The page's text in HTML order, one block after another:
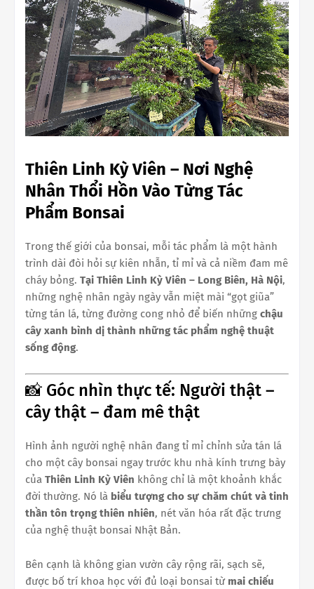
Thiên Linh Kỳ Viên – Nơi Nghệ
Nhân Thổi Hồn Vào Từng Tác
Phẩm Bonsai
Trong thế giới của bonsai, mỗi tác phẩm là một hành
trình dài đòi hỏi sự kiên nhẫn, tỉ mỉ và cả niềm đam mê
cháy bỏng. Tại Thiên Linh Kỳ Viên – Long Biên, Hà Nội,
những nghệ nhân ngày ngày vẫn miệt mài “gọt giũa”
từng tán lá, từng đường cong nhỏ để biến những chậu
cây xanh bình dị thành những tác phẩm nghệ thuật
sống động.
📸 Góc nhìn thực tế: Người thật –
cây thật – đam mê thật
Hình ảnh người nghệ nhân đang tỉ mỉ chỉnh sửa tán lá
cho một cây bonsai ngay trước khu nhà kính trưng bày
của Thiên Linh Kỳ Viên không chỉ là một khoảnh khắc
đời thường. Nó là biểu tượng cho sự chăm chút và tinh
thần tôn trọng thiên nhiên, nét văn hóa rất đặc trưng
của nghệ thuật bonsai Nhật Bản.
Bên cạnh là không gian vườn cây rộng rãi, sạch sẽ,
được bố trí khoa học với đủ loại bonsai từ mai chiếu